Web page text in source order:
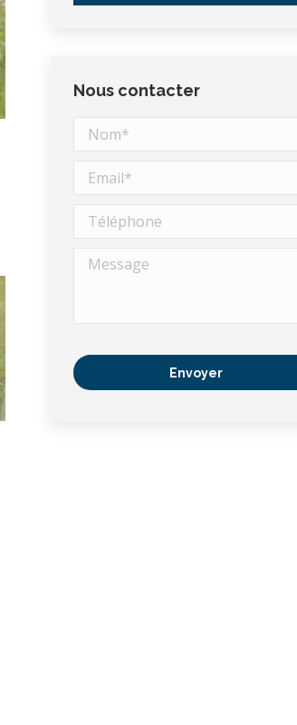
Nous contacter